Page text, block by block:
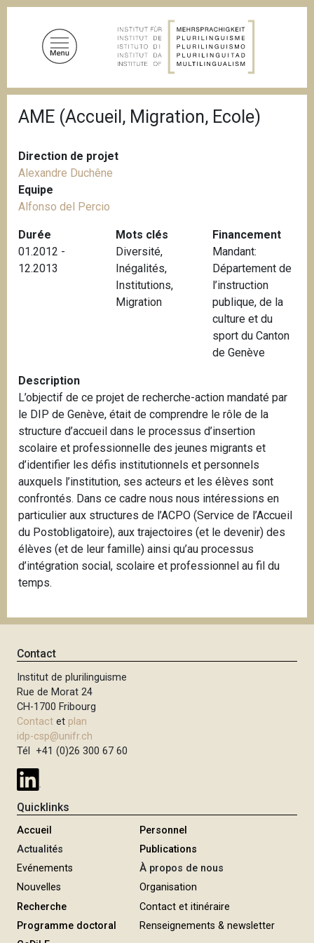
i
'
A
r
i
a
n
AME (Accueil, Migration, Ecole)
Direction de projet
Alexandre Duchêne
Equipe
Alfonso del Percio
Durée
01.2012 -
12.2013
Mots clés
Diversité,
Inégalités,
Institutions,
Migration
Financement
Mandant:
Département de
l’instruction
publique, de la
culture et du
sport du Canton
de Genève
Description
L’objectif de ce projet de recherche-action mandaté par
le DIP de Genève, était de comprendre le rôle de la
structure d’accueil dans le processus d’insertion
scolaire et professionnelle des jeunes migrants et
d’identifier les défis institutionnels et personnels
auxquels l’institution, ses acteurs et les élèves sont
confrontés. Dans ce cadre nous nous intéressions en
particulier aux structures de l’ACPO (Service de l’Accueil
du Postobligatoire), aux trajectoires (et le devenir) des
élèves (et de leur famille) ainsi qu’au processus
d’intégration social, scolaire et professionnel au fil du
temps.
Contact
Institut de plurilinguisme
Rue de Morat 24
CH-1700 Fribourg
Contact et plan
idp-csp@unifr.ch
Tél +41 (0)26 300 67 60
Quicklinks
Accueil
Actualités
Evénements
Nouvelles
Recherche
Programme doctoral
Personnel
Publications
À propos de nous
Organisation
Contact et itinéraire
Renseignements & newsletter